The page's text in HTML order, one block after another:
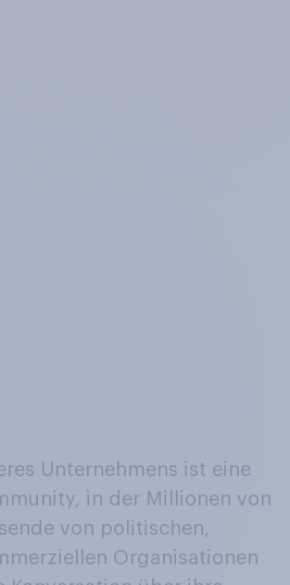
Unternehmens ist eine
in der Millionen von
von politischen,
Organisationen